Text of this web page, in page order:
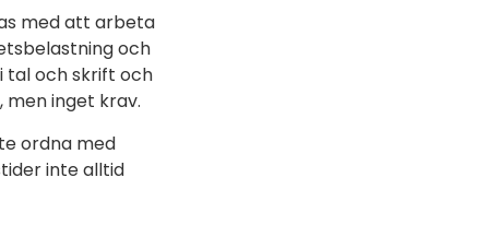
med att arbeta
och
tal och skrift och
men inget krav.
ordna med
inte alltid